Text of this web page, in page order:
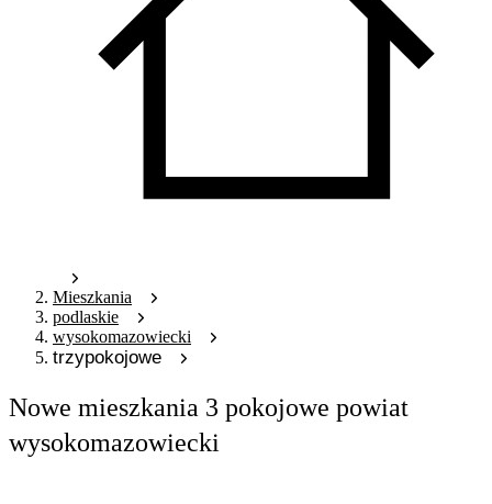
Mieszkania
podlaskie
wysokomazowiecki
trzypokojowe
Nowe mieszkania 3 pokojowe powiat
wysokomazowiecki